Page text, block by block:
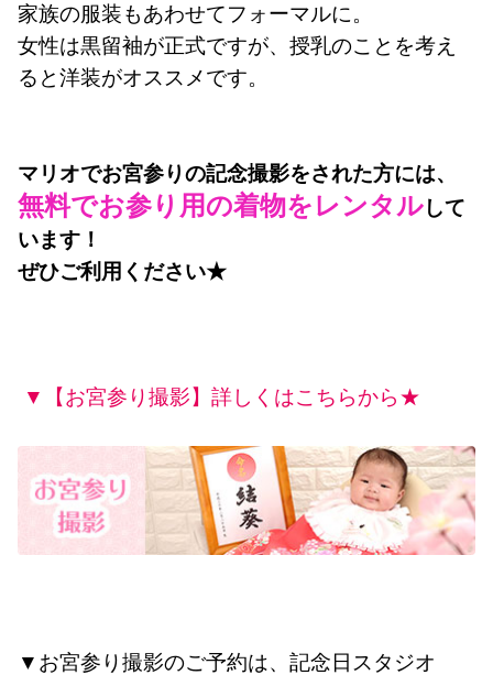
家族の服装もあわせてフォーマルに。
女性は黒留袖が正式ですが、授乳のことを考え
ると洋装がオススメです。
マリオでお宮参りの記念撮影をされた方には、
無料でお参り用の着物をレンタルして
います！
ぜひご利用ください★
▼【お宮参り撮影】詳しくはこちらから★
▼お宮参り撮影のご予約は、記念日スタジオ